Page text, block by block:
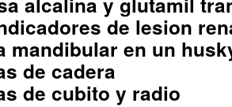
de lesion
mandibular en un
de cadera
de cubito y radio